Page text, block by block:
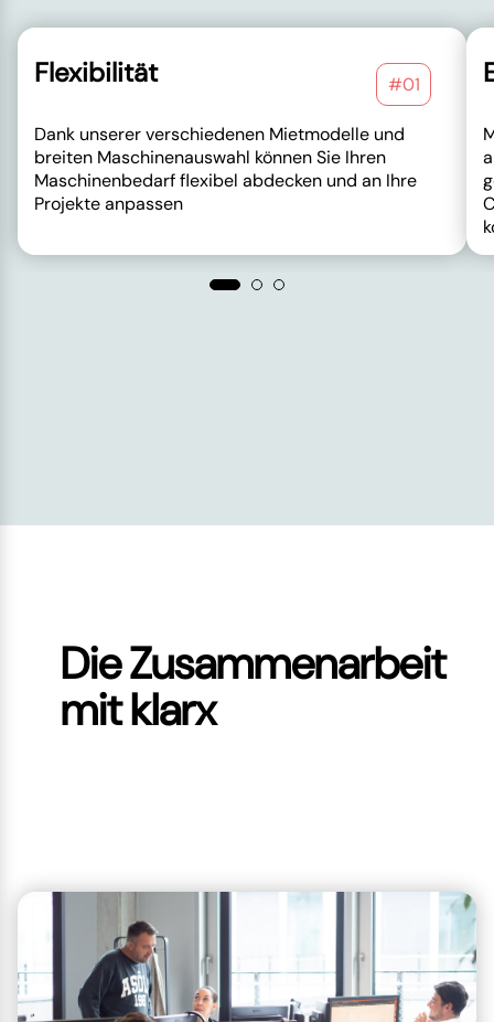
#01
Flexibilität
Dank unserer verschiedenen Mietmodelle und
breiten Maschinenauswahl können Sie Ihren
Maschinenbedarf flexibel abdecken und an Ihre
Projekte anpassen
Die Zusammenarbeit
mit klarx